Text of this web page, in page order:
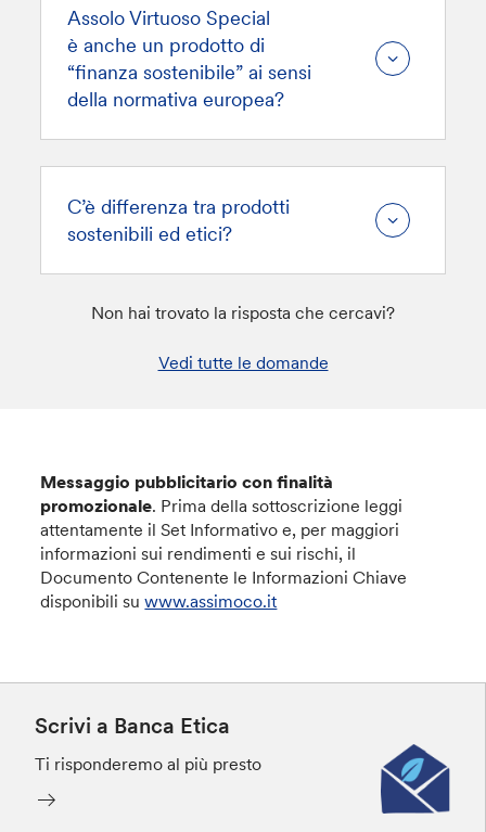
Assolo Virtuoso Special
è anche un prodotto di
“finanza sostenibile” ai sensi
della normativa europea?
C’è differenza tra prodotti
sostenibili ed etici?
Non hai trovato la risposta che cercavi?
Vedi tutte le domande
Messaggio pubblicitario con finalità
promozionale. Prima della sottoscrizione leggi
attentamente il Set Informativo e, per maggiori
informazioni sui rendimenti e sui rischi, il
Documento Contenente le Informazioni Chiave
disponibili suwww.assimoco.it
Scrivi a Banca Etica
Ti risponderemo al più presto